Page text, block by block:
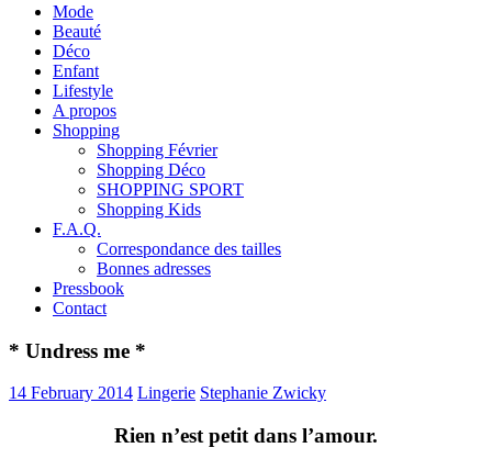
Mode
Beauté
Déco
Enfant
Lifestyle
A propos
Shopping
Shopping Février
Shopping Déco
SHOPPING SPORT
Shopping Kids
F.A.Q.
Correspondance des tailles
Bonnes adresses
Pressbook
Contact
* Undress me *
14 February 2014 Lingerie Stephanie Zwicky
Rien n’est petit dans l’amour.